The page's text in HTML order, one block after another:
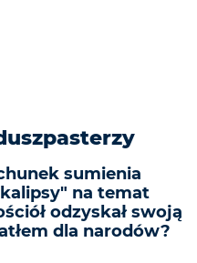
sumienia
na temat
odzyskał swoją
dla narodów?